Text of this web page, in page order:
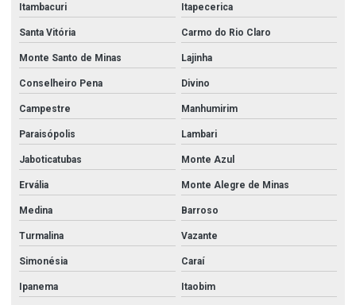
União aço carbono
União galvanizado
União galvanizado 2 1 2
União galvanizado 3
União roscada aço carbono
Válvula agulha
Válvula agulha inox
Válvula borboleta 2 polegadas
Válvula borboleta 3 polegadas
Itambacuri Itapecerica
Santa Vitória Carmo do Rio Claro
Monte Santo de Minas Lajinha
Conselheiro Pena Divino
Campestre Manhumirim
Paraisópolis Lambari
Jaboticatubas Monte Azul
Ervália Monte Alegre de Minas
Medina Barroso
Turmalina Vazante
Simonésia Caraí
Ipanema Itaobim